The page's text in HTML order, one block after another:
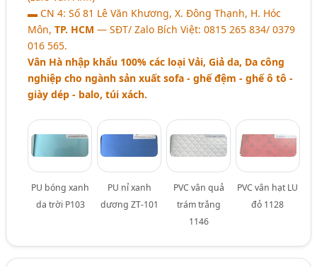
▬ CN 4: Số 81 Lê Văn Khương, X. Đông Thạnh, H. Hóc
Môn,TP. HCM ― SĐT/ Zalo Bích Việt: 0815 265 834/ 0379
016 565.
Vân Hà nhập khẩu 100% các loại Vải, Giả da, Da công
nghiệp cho ngành sản xuất sofa - ghế đệm - ghế ô tô -
giày dép - balo, túi xách.
PU bóng xanh
da trời P103
PU nỉ xanh
dương ZT-101
PVC vân quả
trám trắng
1146
PVC vân hạt LU
đỏ 1128